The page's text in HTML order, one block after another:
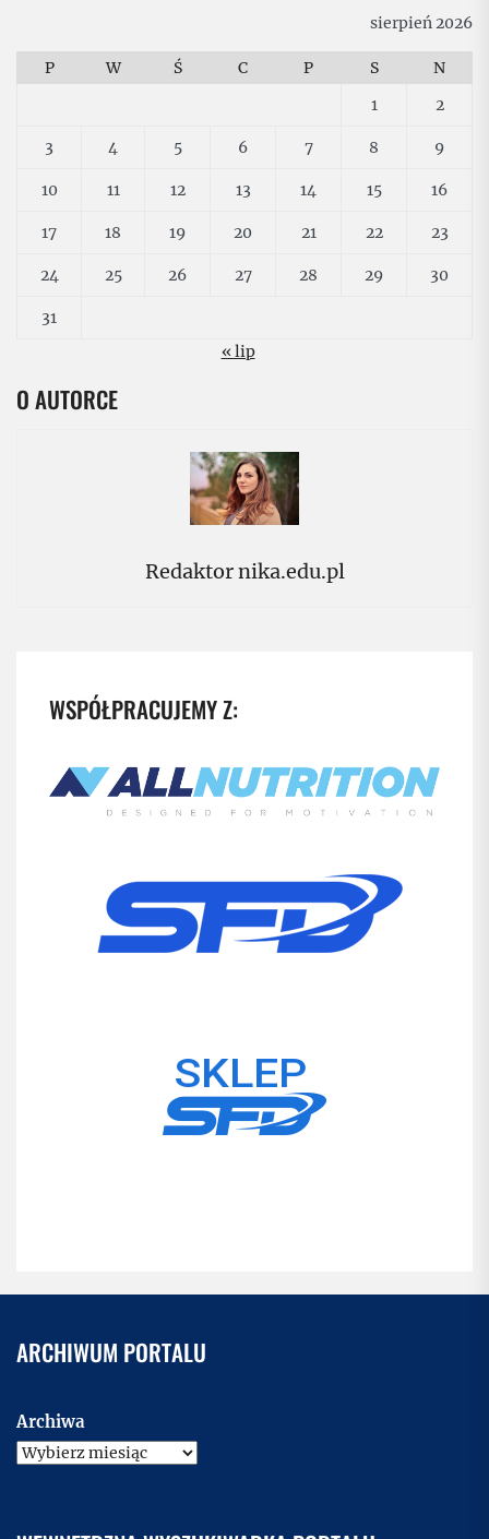
sierpień 2026
P W Ś C P S
N
1
2
3 4 5 6 7 8 9
10 11 12 13 14 15 16
17 18 19 20 21 22 23
24 25 26 27 28 29 30
31
« lip
O AUTORCE
Redaktor nika.edu.pl
WSPÓŁPRACUJEMY Z:
ARCHIWUM PORTALU
Archiwa